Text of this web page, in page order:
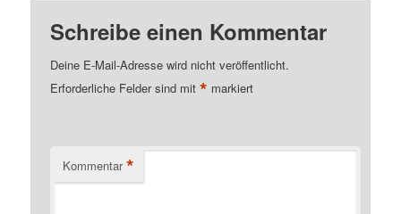
Schreibe einen Kommentar
Deine E-Mail-Adresse wird nicht veröffentlicht.
Erforderliche Felder sind mit* markiert
Kommentar *